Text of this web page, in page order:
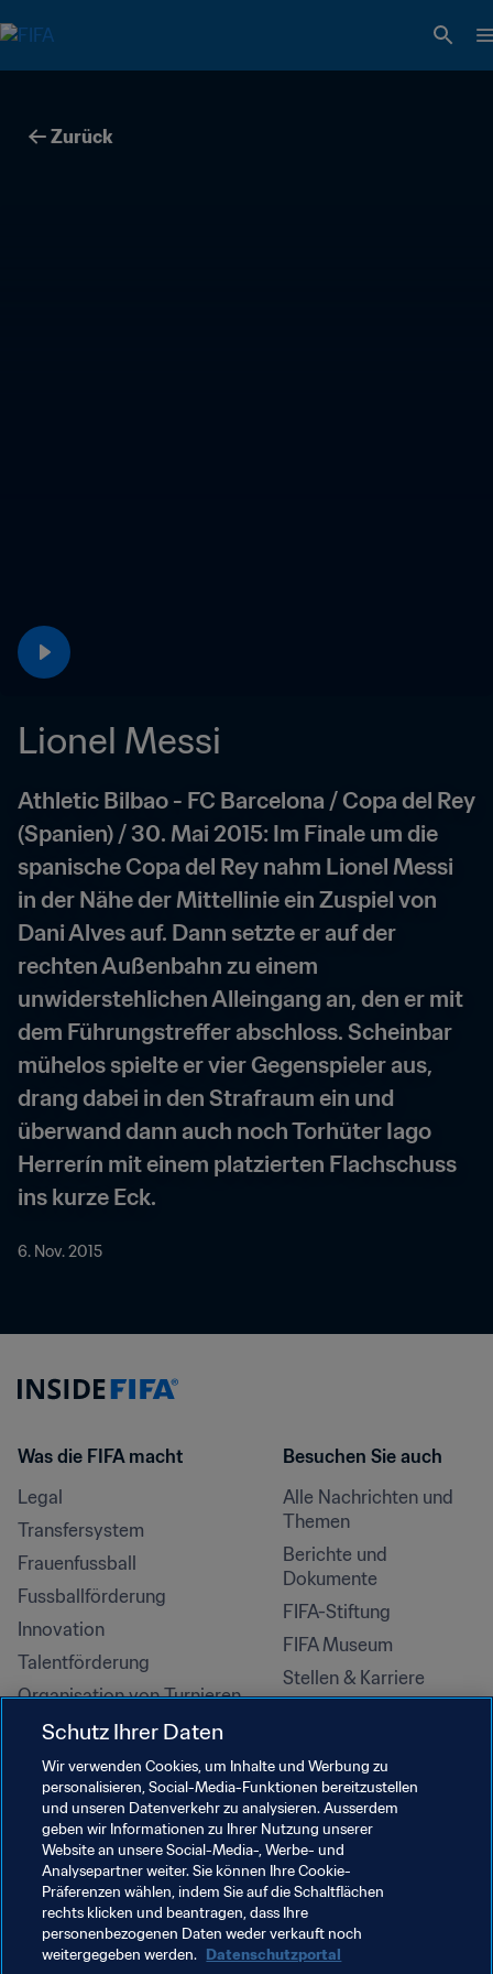
Zurück
Lionel Messi
Athletic Bilbao - FC Barcelona / Copa del Rey
(Spanien) / 30. Mai 2015: Im Finale um die
spanische Copa del Rey nahm Lionel Messi
in der Nähe der Mittellinie ein Zuspiel von
Dani Alves auf. Dann setzte er auf der
rechten Außenbahn zu einem
unwiderstehlichen Alleingang an, den er mit
dem Führungstreffer abschloss. Scheinbar
mühelos spielte er vier Gegenspieler aus,
drang dabei in den Strafraum ein und
überwand dann auch noch Torhüter Iago
Herrerín mit einem platzierten Flachschuss
ins kurze Eck.
6. Nov. 2015
Was die FIFA macht
Legal
Transfersystem
Frauenfussball
Fussballförderung
Innovation
Talentförderung
Organisation von Turnieren
Nachhaltigkeit
Menschenrechte und
Antidiskriminierung
Gesundheit und Medizin
Bildungsinitiativen
Besuchen Sie auch
Alle Nachrichten und
Themen
Berichte und
Dokumente
FIFA-Stiftung
FIFA Museum
Stellen & Karriere
Schutz Ihrer Daten
Wir verwenden Cookies, um Inhalte und Werbung zu
personalisieren, Social-Media-Funktionen bereitzustellen
und unseren Datenverkehr zu analysieren. Ausserdem
geben wir Informationen zu Ihrer Nutzung unserer
Website an unsere Social-Media-, Werbe- und
Analysepartner weiter. Sie können Ihre Cookie-
Präferenzen wählen, indem Sie auf die Schaltflächen
rechts klicken und beantragen, dass Ihre
personenbezogenen Daten weder verkauft noch
weitergegeben werden. Datenschutzportal